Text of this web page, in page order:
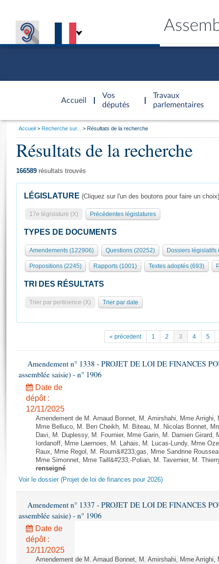
Accueil
d'accueil
Vos
députés
Travaux
parlementaires
Présidence
577 députés
Groupes politiques
Séance publique
Commissions et autres organes
Europe et International
Pétitions
Projets de loi
Propositions de loi
Amendements
Textes adoptés
Rapports d'information
Rapports d'enquête
Rapports législatifs
Rapports sur l'application des lois
Baromètre de l’application des lois
Dossiers législatifs
Budget et sécurité sociale
Questions écrites et orales
Comptes rendus des débats
Général
Rôle et pouvoirs de l'Assemblée
Organisation de l'Assemblée
Présidence Conférence des Présidents Bureau Collège des
Statistiques et chiffres clés
Documents de référence
( Constitution | Règlement de l'Assemblée ... )
Juniors
Anciennes législatures
Liens vers les sites publics
Visiter l'Assemblée
Visite virtuelle du palais Bourbon
Assister à une séance
Contacts et plan d'accès
Photos libres de droit
Vous
Accueil Recherche sur... Résultats de la recherche
Résultats de la recherche
166589 résultats trouvés
LÉGISLATURE (Cliquez sur l'un des boutons pour faire un choix)
17e législature (X) Précédentes législatures
TYPES DE DOCUMENTS
Amendements (122906) Questions (20252) Dossiers législatifs
Propositions (2245) Rapports (1001) Textes adoptés (693)
TRI DES RÉSULTATS
Trier par pertinence (X) Trier par date
« précedent 1 2 3 4 5
Amendement n° 1338 - PROJET DE LOI DE FINANCES
assemblée saisie) - n° 1906
Date de
dépôt :
12/11/2025
Amendement de M. Arnaud Bonnet, M. Amirshahi, Mme
Mme Belluco, M. Ben Cheikh, M. Biteau, M. Nicolas Bonnet,
Davi, M. Duplessy, M. Fournier, Mme Garin, M. Damien Girard,
Iordanoff, Mme Laernoes, M. Lahais, M. Lucas-Lundy, Mme
Raux, Mme Regol, M. Roum&#233;gas, Mme Sandrine
Mme Simonnet, Mme Taill&#233;-Polian, M. Tavernier, M.
renseigné
Voir le dossier (Projet de loi de finances pour 2026)
Amendement n° 1337 - PROJET DE LOI DE FINANCES
assemblée saisie) - n° 1906
Date de
dépôt :
12/11/2025
Amendement de M. Arnaud Bonnet, M. Amirshahi, Mme